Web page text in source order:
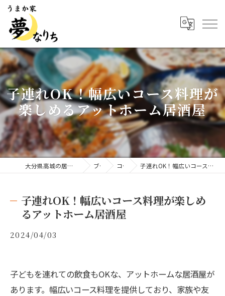
子連れOK！幅広いコース料理が
楽しめるアットホーム居酒屋
大分県高城の居酒屋ならうまか家 夢なりち ブログ コラム 子連れOK！幅広いコース料理が楽しめるアットホーム居酒屋
子連れOK！幅広いコース料理が楽しめ
るアットホーム居酒屋
2024/04/03
子どもを連れての飲食もOKな、アットホームな居酒屋が
あります。幅広いコース料理を提供しており、家族や友